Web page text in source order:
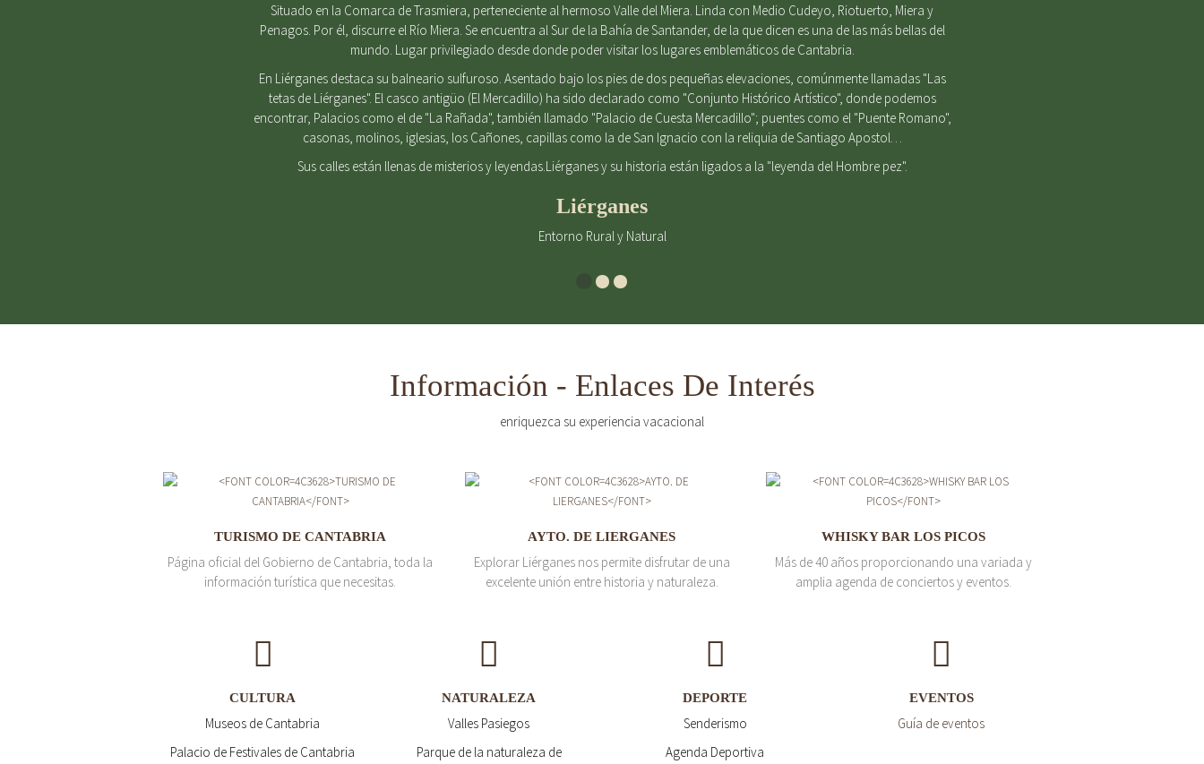
Situado en la Comarca de Trasmiera, perteneciente al hermoso Valle del Miera. Linda con Medio Cudeyo, Riotuerto, Miera y
Penagos. Por él, discurre el Río Miera. Se encuentra al Sur de la Bahía de Santander, de la que dicen es una de las más bellas del
mundo. Lugar privilegiado desde donde poder visitar los lugares emblemáticos de Cantabria.
En Liérganes destaca su balneario sulfuroso. Asentado bajo los pies de dos pequeñas elevaciones, comúnmente llamadas "Las
tetas de Liérganes". El casco antigüo (El Mercadillo) ha sido declarado como "Conjunto Histórico Artístico", donde podemos
encontrar, Palacios como el de "La Rañada", también llamado "Palacio de Cuesta Mercadillo"; puentes como el "Puente Romano",
casonas, molinos, iglesias, los Cañones, capillas como la de San Ignacio con la reliquia de Santiago Apostol…
Sus calles están llenas de misterios y leyendas.Liérganes y su historia están ligados a la "leyenda del Hombre pez".
Liérganes
Entorno Rural y Natural
Información - Enlaces De Interés
enriquezca su experiencia vacacional
TURISMO DE CANTABRIA
Página oficial del Gobierno de Cantabria, toda la
información turística que necesitas.
AYTO. DE LIERGANES
Explorar Liérganes nos permite disfrutar de una
excelente unión entre historia y naturaleza.
WHISKY BAR LOS PICOS
Más de 40 años proporcionando una variada y
amplia agenda de conciertos y eventos.
CULTURA
Museos de Cantabria
Palacio de Festivales de Cantabria
NATURALEZA
Valles Pasiegos
Parque de la naturaleza de
DEPORTE
Senderismo
Agenda Deportiva
EVENTOS
Guía de eventos